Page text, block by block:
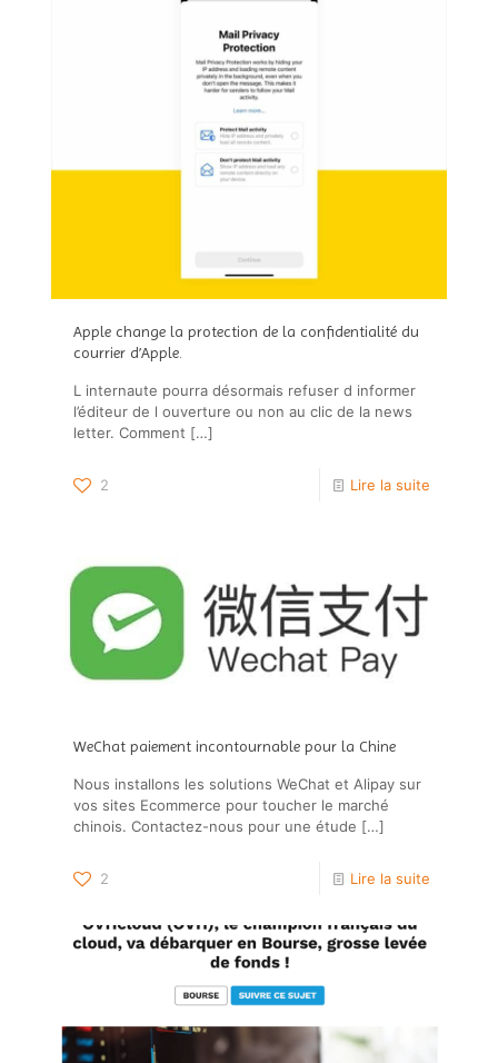
Apple change la protection de la confidentialité du
courrier d’Apple.
L internaute pourra désormais refuser d informer
l’éditeur de l ouverture ou non au clic de la news
letter. Comment […]
2 Lire la suite
WeChat paiement incontournable pour la Chine
Nous installons les solutions WeChat et Alipay sur
vos sites Ecommerce pour toucher le marché
chinois. Contactez-nous pour une étude […]
2 Lire la suite